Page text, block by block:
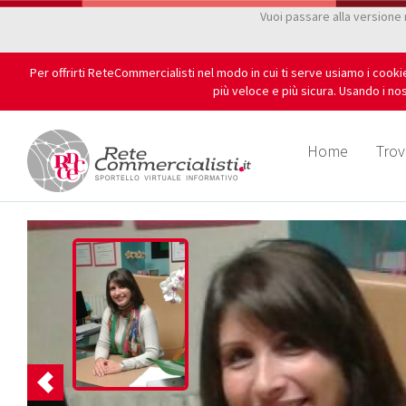
Vuoi passare alla
Per offrirti ReteCommercialisti nel modo in cui ti serve usiamo i
più veloce e più sicura. Usando i
Home